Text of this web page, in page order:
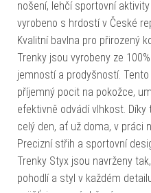
nošení, lehčí sportovní
vyrobeno s hrdostí v České
Kvalitní bavlna pro přirozený
Trenky jsou vyrobeny ze
jemností a prodyšností. Tento
příjemný pocit na pokožce,
efektivně odvádí vlhkost.
celý den, ať už doma, v práci
Precizní střih a sportovní
Trenky Styx jsou navrženy
pohodlí a styl v každém